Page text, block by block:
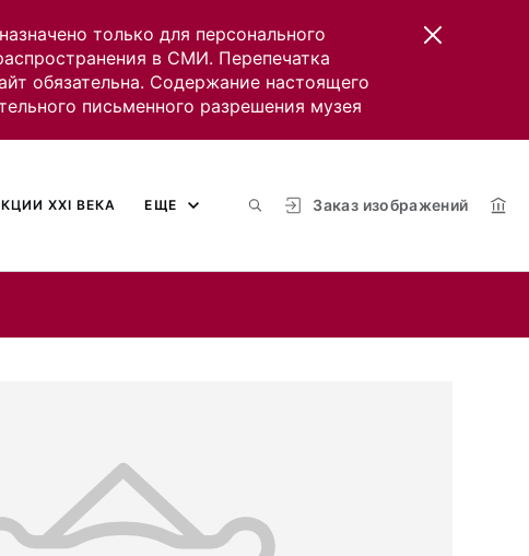
только для персонального
в СМИ. Перепечатка
обязательна. Содержание настоящего
письменного разрешения музея
Заказ изображений
XXI ВЕКА ЕЩЕ